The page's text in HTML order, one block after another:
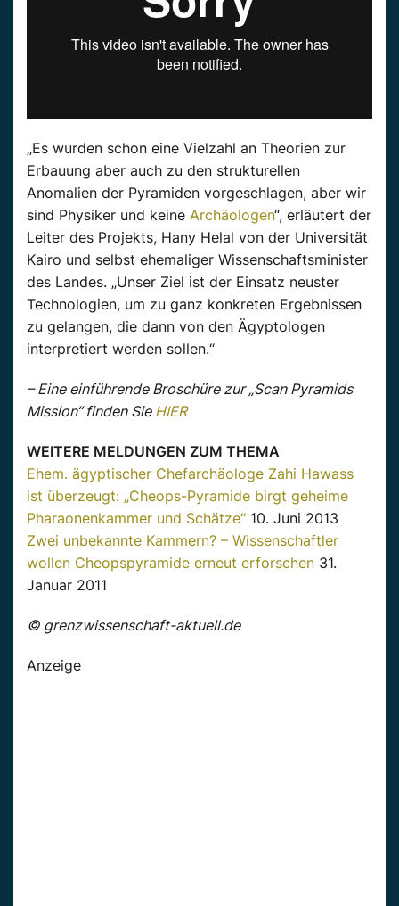
„Es wurden schon eine Vielzahl an Theorien zur
Erbauung aber auch zu den strukturellen
Anomalien der Pyramiden vorgeschlagen, aber wir
sind Physiker und keine Archäologen“, erläutert der
Leiter des Projekts, Hany Helal von der Universität
Kairo und selbst ehemaliger Wissenschaftsminister
des Landes. „Unser Ziel ist der Einsatz neuster
Technologien, um zu ganz konkreten Ergebnissen
zu gelangen, die dann von den Ägyptologen
interpretiert werden sollen.“
– Eine einführende Broschüre zur „Scan Pyramids
Mission“ finden Sie HIER
WEITERE MELDUNGEN ZUM THEMA
Ehem. ägyptischer Chefarchäologe Zahi Hawass
ist überzeugt: „Cheops-Pyramide birgt geheime
Pharaonenkammer und Schätze“ 10. Juni 2013
Zwei unbekannte Kammern? – Wissenschaftler
wollen Cheopspyramide erneut erforschen 31.
Januar 2011
© grenzwissenschaft-aktuell.de
Anzeige